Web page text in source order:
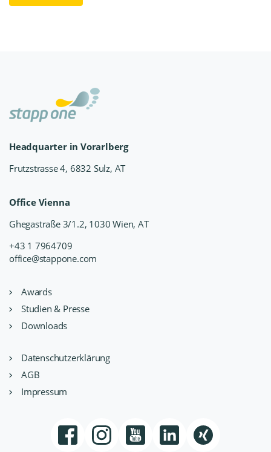
Headquarter in Vorarlberg
Frutzstrasse 4, 6832 Sulz, AT
Office Vienna
Ghegastraße 3/1.2, 1030 Wien, AT
+43 1 7964709
office@stappone.com
Awards
Studien & Presse
Downloads
Datenschutzerklärung
AGB
Impressum